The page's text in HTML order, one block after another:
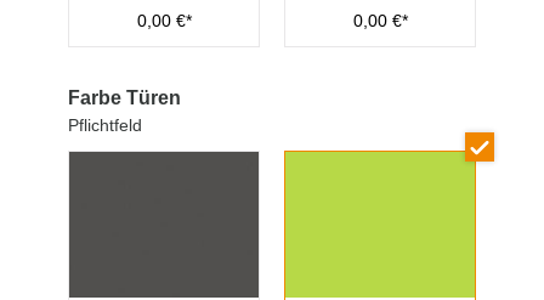
0,00 €*
0,00 €*
Farbe Türen
Pflichtfeld